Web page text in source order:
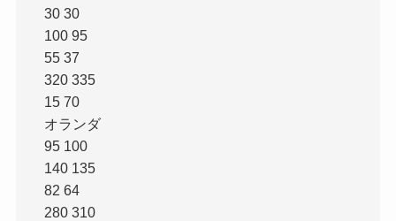
30 30
100 95
55 37
320 335
15 70
オランダ
95 100
140 135
82 64
280 310